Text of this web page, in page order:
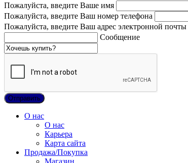
Пожалуйста, введите Ваше имя
Пожалуйста, введите Ваш номер телефона
Пожалуйста, введите Ваш адрес электронной почты
Сообщение
О нас
О нас
Карьера
Карта сайта
Продажа/Покупка
Магазин